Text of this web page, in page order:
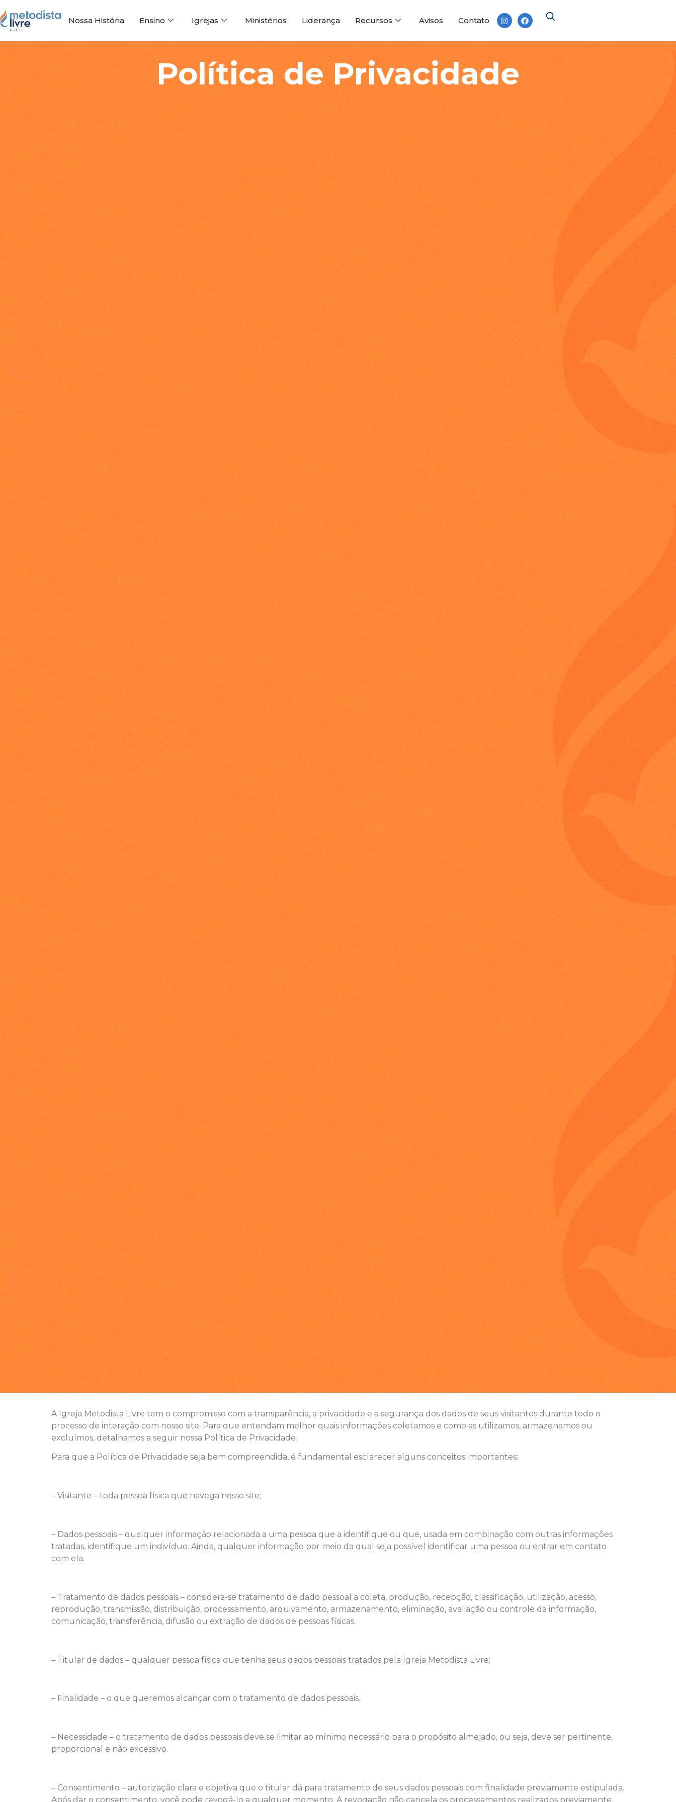
Nossa História Ensino Igrejas Ministérios Liderança Recursos Avisos Contato
Política de Privacidade
Política de Privacidade
A Igreja Metodista Livre tem o compromisso com a transparência, a privacidade e a segurança dos dados de seus visitantes durante todo o
processo de interação com nosso site. Para que entendam melhor quais informações coletamos e como as utilizamos, armazenamos ou
excluímos, detalhamos a seguir nossa Política de Privacidade.
Para que a Política de Privacidade seja bem compreendida, é fundamental esclarecer alguns conceitos importantes:
– Visitante – toda pessoa física que navega nosso site;
– Dados pessoais – qualquer informação relacionada a uma pessoa que a identifique ou que, usada em combinação com outras informações
tratadas, identifique um indivíduo. Ainda, qualquer informação por meio da qual seja possível identificar uma pessoa ou entrar em contato
com ela.
– Tratamento de dados pessoais – considera-se tratamento de dado pessoal a coleta, produção, recepção, classificação, utilização, acesso,
reprodução, transmissão, distribuição, processamento, arquivamento, armazenamento, eliminação, avaliação ou controle da informação,
comunicação, transferência, difusão ou extração de dados de pessoas físicas.
– Titular de dados – qualquer pessoa física que tenha seus dados pessoais tratados pela Igreja Metodista Livre;
– Finalidade – o que queremos alcançar com o tratamento de dados pessoais.
– Necessidade – o tratamento de dados pessoais deve se limitar ao mínimo necessário para o propósito almejado, ou seja, deve ser pertinente,
proporcional e não excessivo.
– Consentimento – autorização clara e objetiva que o titular dá para tratamento de seus dados pessoais com finalidade previamente estipulada.
Após dar o consentimento, você pode revogá-lo a qualquer momento. A revogação não cancela os processamentos realizados previamente.